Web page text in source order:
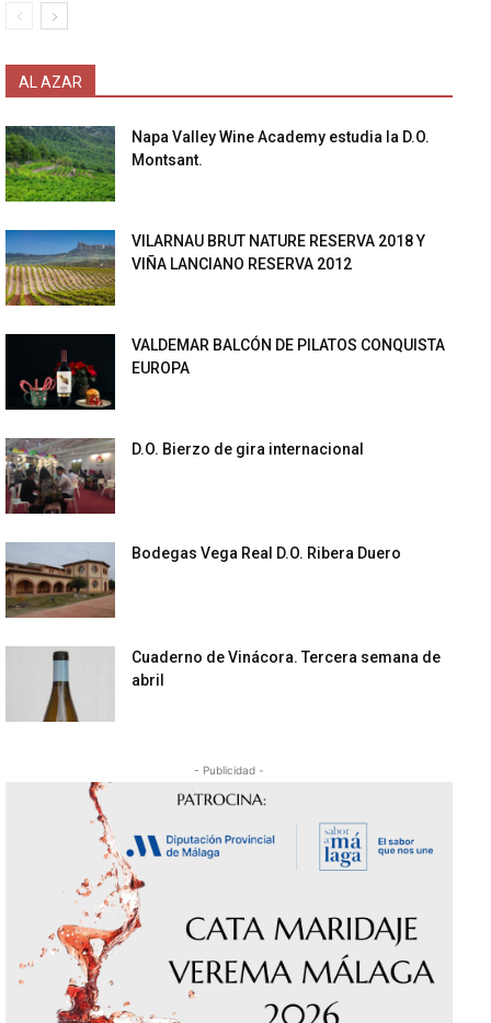
AL AZAR
Napa Valley Wine Academy estudia la D.O.
Montsant.
VILARNAU BRUT NATURE RESERVA 2018 Y
VIÑA LANCIANO RESERVA 2012
VALDEMAR BALCÓN DE PILATOS CONQUISTA
EUROPA
D.O. Bierzo de gira internacional
Bodegas Vega Real D.O. Ribera Duero
Cuaderno de Vinácora. Tercera semana de
abril
- Publicidad -